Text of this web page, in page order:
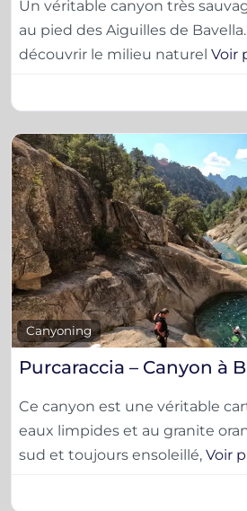
Un véritable canyon très
au pied des Aiguilles de
découvrir le milieu naturel Voir
Canyoning
Ce canyon est une véritable
eaux limpides et au granite
sud et toujours ensoleillé, Voir